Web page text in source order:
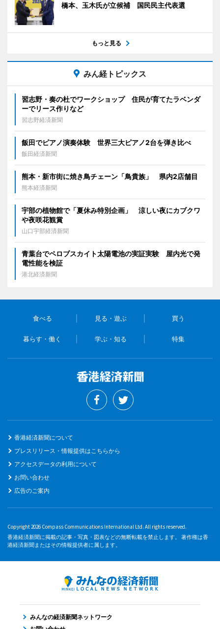
橋本、玉木氏が立候補 国民民主代表選
もっと見る
みん経トピックス
習志野・奏の杜でワークショップ 住民が育てたラベンダ
ーでリース作りなど
習志野経済新聞
飯田でピアノ演奏体験 世界三大ピアノ2台を弾き比べ
飯田経済新聞
熊本・新市街に焼き鳥チェーン「鳥貴族」 県内2店舗目
熊本経済新聞
宇部の植物館で「夏休み特別企画」 涼しい夜にカブクワ
や夜咲花観賞
山口宇部経済新聞
青葉台でペロブスカイト太陽電池の実証実験 屋内光で発
電性能を検証
港北経済新聞
食べる 見る・遊ぶ 買う
暮らす・働く 学ぶ・知る 特集
香港経済新聞について
プレスリリース・情報提供はこちらから
アクセスデータの利用について
お問い合わせ
広告のご案内
Copyright 2026 Compass Communications International Ltd. All rights reserved.
香港経済新聞に掲載の記事・写真・図表などの無断転載を禁止します。 著作権は香
港経済新聞またはその情報提供者に属します。
みんなの経済新聞ネットワーク